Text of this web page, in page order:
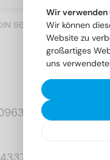
963 - Senkschrauben
20
Wir verwenden
Wir können
Website zu
großartiges
uns